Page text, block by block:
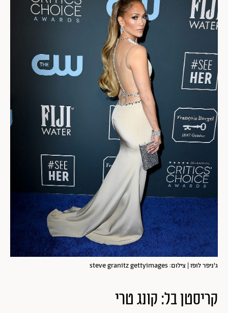
ג'ניפר לופז | צילום: steve granitz gettyimages
קריסטן בל: קונג טרי